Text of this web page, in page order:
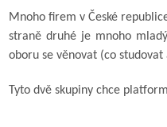
Mnoho firem v České
straně druhé je mnoho
oboru se věnovat (co
Tyto dvě skupiny chce